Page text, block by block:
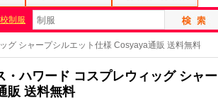
制服
グ シャープシルエット仕様 Cosyaya通販 送料無料
・ハワード コスプレウィッグ シャー
販 送料無料